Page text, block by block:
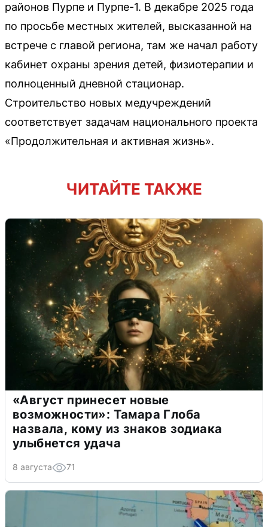
районов Пурпе и Пурпе-1. В декабре 2025 года
по просьбе местных жителей, высказанной на
встрече с главой региона, там же начал работу
кабинет охраны зрения детей, физиотерапии и
полноценный дневной стационар.
Строительство новых медучреждений
соответствует задачам национального проекта
«Продолжительная и активная жизнь».
ЧИТАЙТЕ ТАКЖЕ
«Август принесет новые
возможности»: Тамара Глоба
назвала, кому из знаков зодиака
улыбнется удача
8 августа 71